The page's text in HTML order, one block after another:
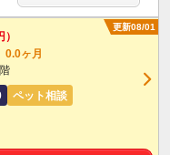
更新08/01
0.0ヶ月
ペット相談